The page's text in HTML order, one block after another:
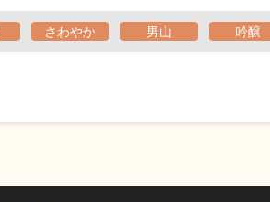
る
さわやか 男山 吟醸